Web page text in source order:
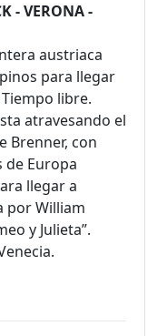
- VERONA -
austriaca
para llegar
libre.
atravesando el
Brenner, con
de Europa
llegar a
por William
y Julieta”.